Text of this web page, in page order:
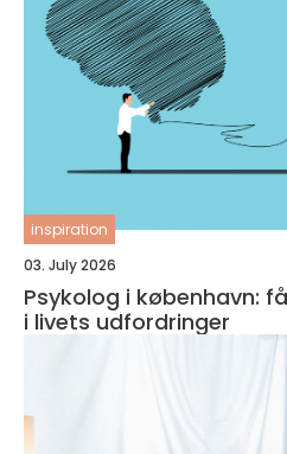
inspiration
03. July 2026
Psykolog i københavn:
i livets udfordringer